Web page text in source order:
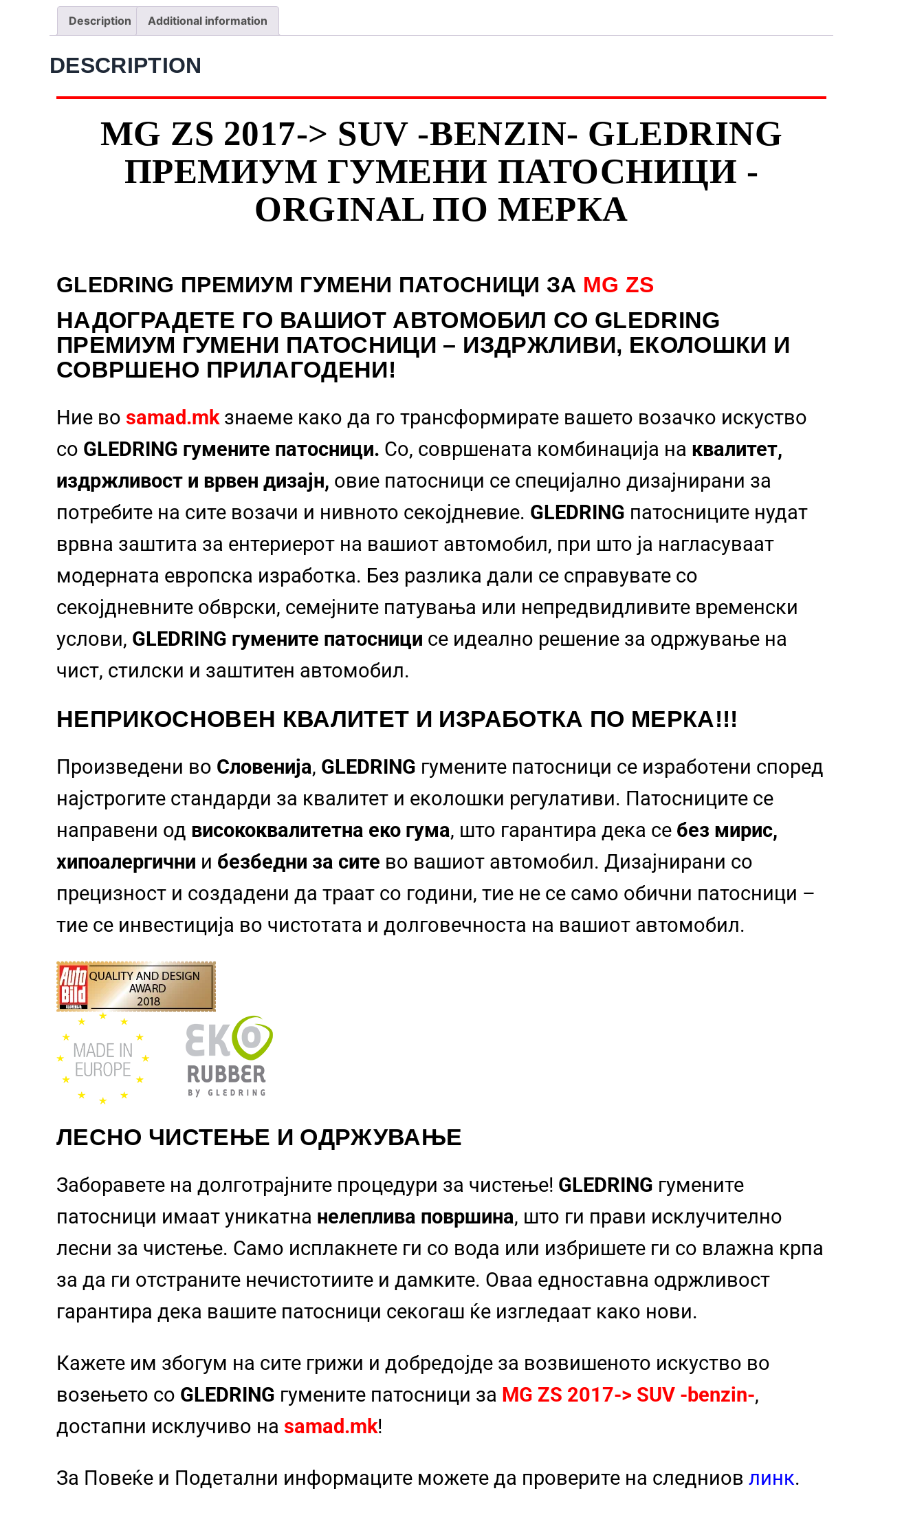
Description Additional information
DESCRIPTION
MG ZS 2017-> SUV -BENZIN- GLEDRING
ПРЕМИУМ ГУМЕНИ ПАТОСНИЦИ -
ORGINAL ПО МЕРКА
GLEDRING ПРЕМИУМ ГУМЕНИ ПАТОСНИЦИ ЗА MG ZS
НАДОГРАДЕТЕ ГО ВАШИОТ АВТОМОБИЛ СО GLEDRING
ПРЕМИУМ ГУМЕНИ ПАТОСНИЦИ – ИЗДРЖЛИВИ, ЕКОЛОШКИ И
СОВРШЕНО ПРИЛАГОДЕНИ!
Ние во samad.mk знаеме како да го трансформирате вашето возачко искуство
со GLEDRING гумените патосници. Со, совршената комбинација на квалитет,
издржливост и врвен дизајн, овие патосници се специјално дизајнирани за
потребите на сите возачи и нивното секојдневие. GLEDRING патосниците нудат
врвна заштита за ентериерот на вашиот автомобил, при што ја нагласуваат
модерната европска изработка. Без разлика дали се справувате со
секојдневните обврски, семејните патувања или непредвидливите временски
услови, GLEDRING гумените патосници се идеално решение за одржување на
чист, стилски и заштитен автомобил.
НЕПРИКОСНОВЕН КВАЛИТЕТ И ИЗРАБОТКА ПО МЕРКА!!!
Произведени во Словенија, GLEDRING гумените патосници се изработени според
најстрогите стандарди за квалитет и еколошки регулативи. Патосниците се
направени од висококвалитетна еко гума, што гарантира дека се без мирис,
хипоалергични и безбедни за сите во вашиот автомобил. Дизајнирани со
прецизност и создадени да траат со години, тие не се само обични патосници –
тие се инвестиција во чистотата и долговечноста на вашиот автомобил.
ЛЕСНО ЧИСТЕЊЕ И ОДРЖУВАЊЕ
Заборавете на долготрајните процедури за чистење! GLEDRING гумените
патосници имаат уникатна нелеплива површина, што ги прави исклучително
лесни за чистење. Само исплакнете ги со вода или избришете ги со влажна крпа
за да ги отстраните нечистотиите и дамките. Оваа едноставна одржливост
гарантира дека вашите патосници секогаш ќе изгледаат како нови.
Кажете им збогум на сите грижи и добредојде за возвишеното искуство во
возењето со GLEDRING гумените патосници за MG ZS 2017-> SUV -benzin-,
достапни исклучиво на samad.mk!
За Повеќе и Подетални информаците можете да проверите на следниов линк.